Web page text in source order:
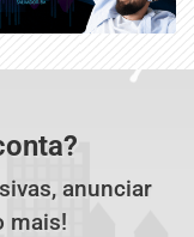
anunciar
mais!